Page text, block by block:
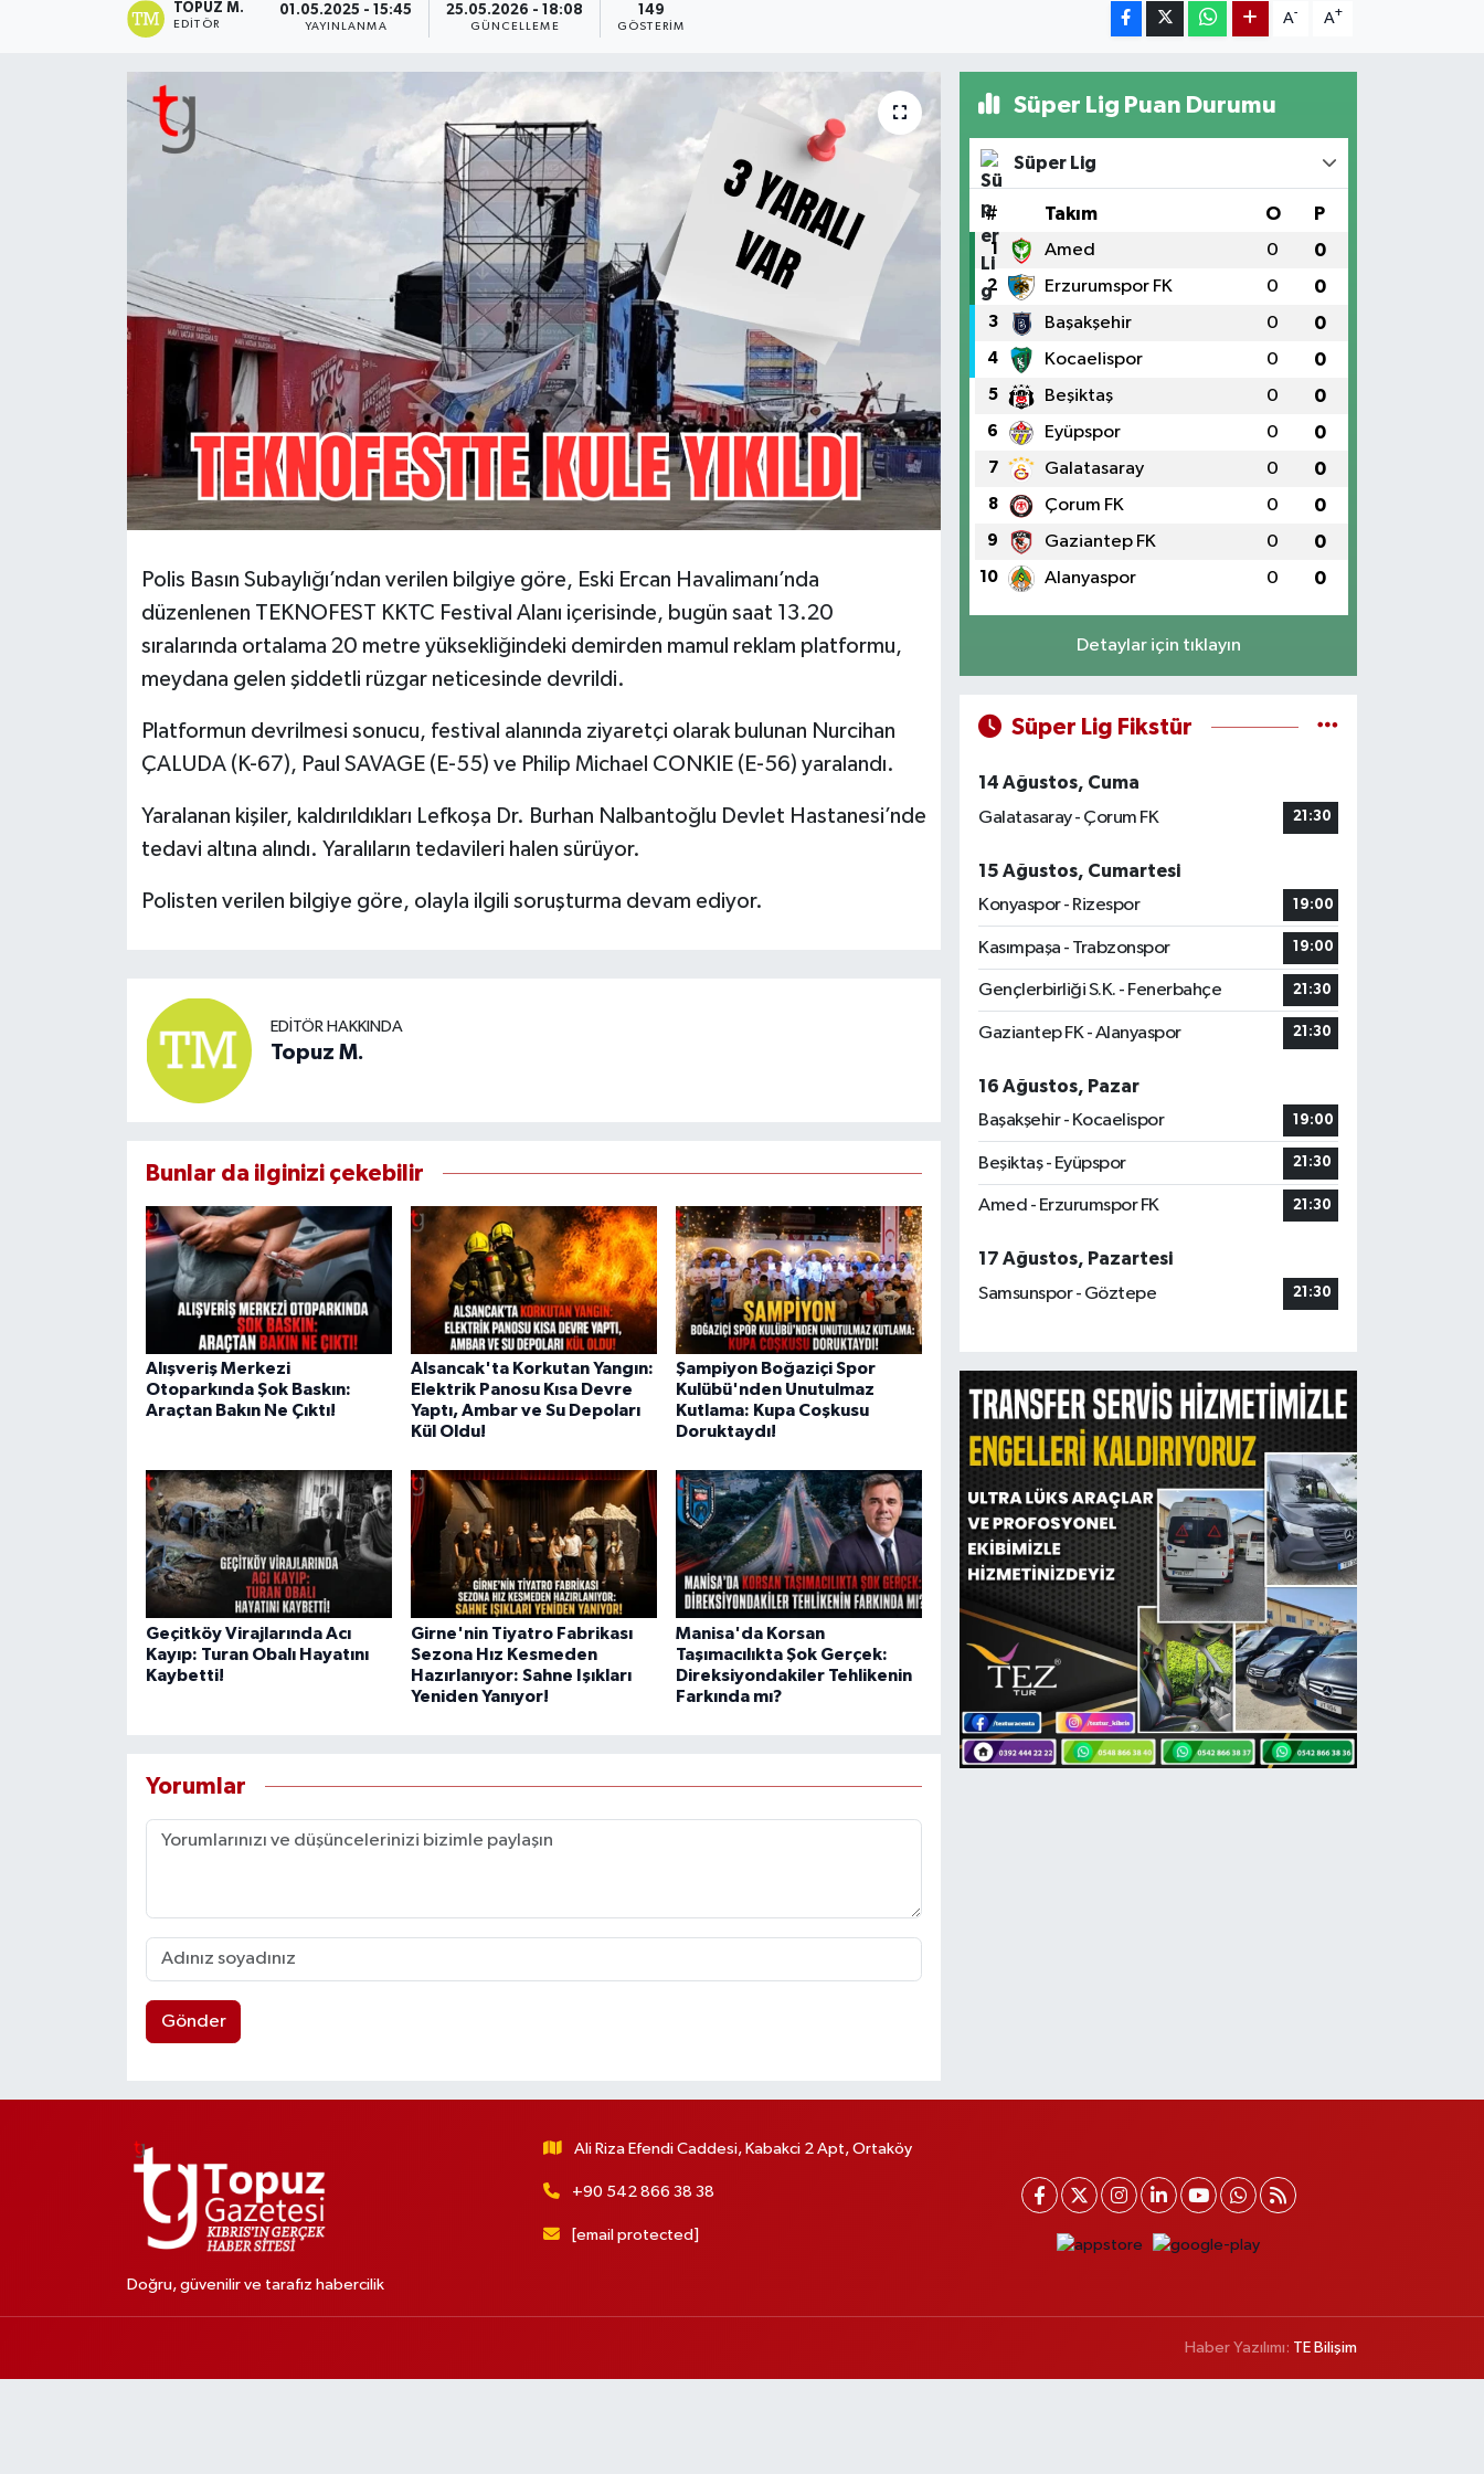
TOPUZ M.
EDITÖR
01.05.2025 - 15:45
YAYINLANMA
25.05.2026 - 18:08
GÜNCELLEME
149
GÖSTERIM
A- A+
Polis Basın Subaylığı’ndan verilen bilgiye göre, Eski Ercan Havalimanı’nda
düzenlenen TEKNOFEST KKTC Festival Alanı içerisinde, bugün saat 13.20
sıralarında ortalama 20 metre yüksekliğindeki demirden mamul reklam platformu,
meydana gelen şiddetli rüzgar neticesinde devrildi.
Platformun devrilmesi sonucu, festival alanında ziyaretçi olarak bulunan Nurcihan
ÇALUDA (K-67), Paul SAVAGE (E-55) ve Philip Michael CONKIE (E-56) yaralandı.
Yaralanan kişiler, kaldırıldıkları Lefkoşa Dr. Burhan Nalbantoğlu Devlet Hastanesi’nde
tedavi altına alındı. Yaralıların tedavileri halen sürüyor.
Polisten verilen bilgiye göre, olayla ilgili soruşturma devam ediyor.
EDITÖR HAKKINDA
Topuz M.
Bunlar da ilginizi çekebilir
Alışveriş Merkezi
Otoparkında Şok Baskın:
Araçtan Bakın Ne Çıktı!
Alsancak'ta Korkutan Yangın:
Elektrik Panosu Kısa Devre
Yaptı, Ambar ve Su Depoları
Kül Oldu!
Şampiyon Boğaziçi Spor
Kulübü'nden Unutulmaz
Kutlama: Kupa Coşkusu
Doruktaydı!
Geçitköy Virajlarında Acı
Kayıp: Turan Obalı Hayatını
Kaybetti!
Girne'nin Tiyatro Fabrikası
Sezona Hız Kesmeden
Hazırlanıyor: Sahne Işıkları
Yeniden Yanıyor!
Manisa'da Korsan
Taşımacılıkta Şok Gerçek:
Direksiyondakiler Tehlikenin
Farkında mı?
Yorumlar
Gönder
Süper Lig Puan Durumu
Süper Lig
# Takım O P
1 Amed 0 0
2 Erzurumspor FK 0 0
3 Başakşehir 0 0
4 Kocaelispor 0 0
5 Beşiktaş 0 0
6 Eyüpspor 0 0
7 Galatasaray 0 0
8 Çorum FK 0 0
9 Gaziantep FK 0 0
10 Alanyaspor 0 0
Detaylar için tıklayın
Süper Lig Fikstür
14 Ağustos, Cuma
Galatasaray - Çorum FK
21:30
15 Ağustos, Cumartesi
Konyaspor - Rizespor
19:00
Kasımpaşa - Trabzonspor 19:00
Gençlerbirliği S.K. - Fenerbahçe 21:30
Gaziantep FK - Alanyaspor 21:30
16 Ağustos, Pazar
Başakşehir - Kocaelispor
19:00
Beşiktaş - Eyüpspor 21:30
Amed - Erzurumspor FK 21:30
17 Ağustos, Pazartesi
Samsunspor - Göztepe
21:30
Doğru, güvenilir ve tarafız habercilik
Ali Riza Efendi Caddesi, Kabakci 2 Apt, Ortaköy
+90 542 866 38 38
[email protected]
Haber Yazılımı: TE Bilişim